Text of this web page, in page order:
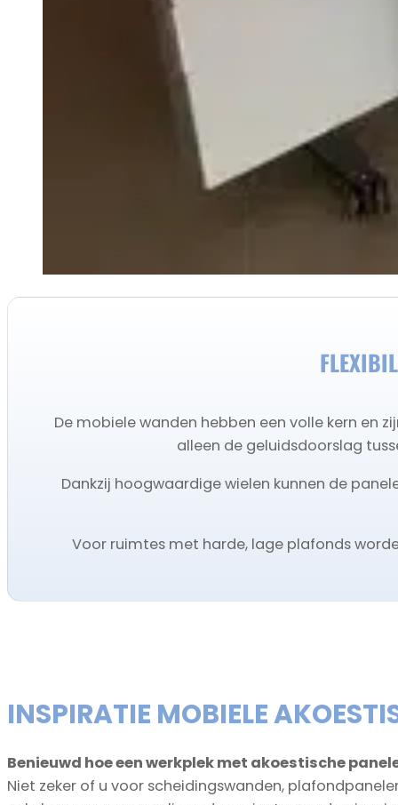
De mobiele wanden hebben een volle kern en
alleen de geluidsdoorslag
Dankzij hoogwaardige wielen kunnen de
Voor ruimtes met harde, lage plafonds
INSPIRATIE MOBIELE
Benieuwd hoe een werkplek met akoestische
Niet zeker of u voor scheidingswanden,